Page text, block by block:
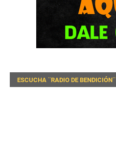
ESCUCHA ¨RADIO DE BENDICIÓN¨